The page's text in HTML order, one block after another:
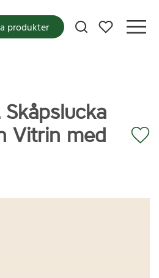
Mina favoriter
produkter
Skåpslucka
Vitrin med